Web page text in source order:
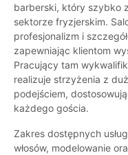
barberski, który szybko
sektorze fryzjerskim.
profesjonalizm i
zapewniając klientom
Pracujący tam
realizuje strzyżenia z
podejściem,
każdego gościa.
Zakres dostępnych
włosów, modelowanie